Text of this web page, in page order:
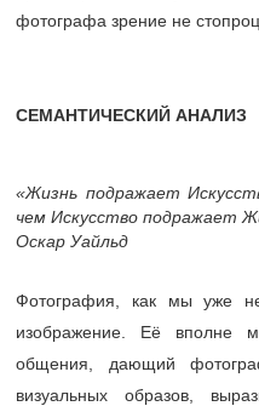
фотографа зрение не
СЕМАНТИЧЕСКИЙ АНАЛИЗ
«Жизнь подражает
чем Искусство подражает
Оскар Уайльд
Фотография, как мы уже
изображение. Её вполне
общения, дающий
визуальных образов,